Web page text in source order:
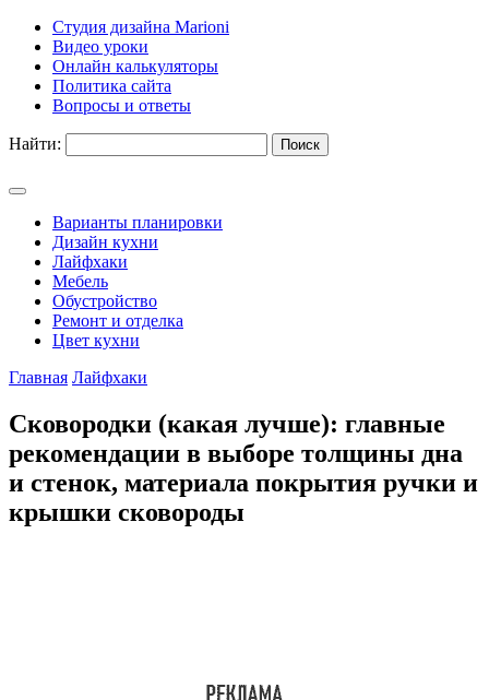
Студия дизайна Marioni
Видео уроки
Онлайн калькуляторы
Политика сайта
Вопросы и ответы
Найти:
Варианты планировки
Дизайн кухни
Лайфхаки
Мебель
Обустройство
Ремонт и отделка
Цвет кухни
Главная Лайфхаки
Сковородки (какая лучше): главные
рекомендации в выборе толщины дна
и стенок, материала покрытия ручки и
крышки сковороды